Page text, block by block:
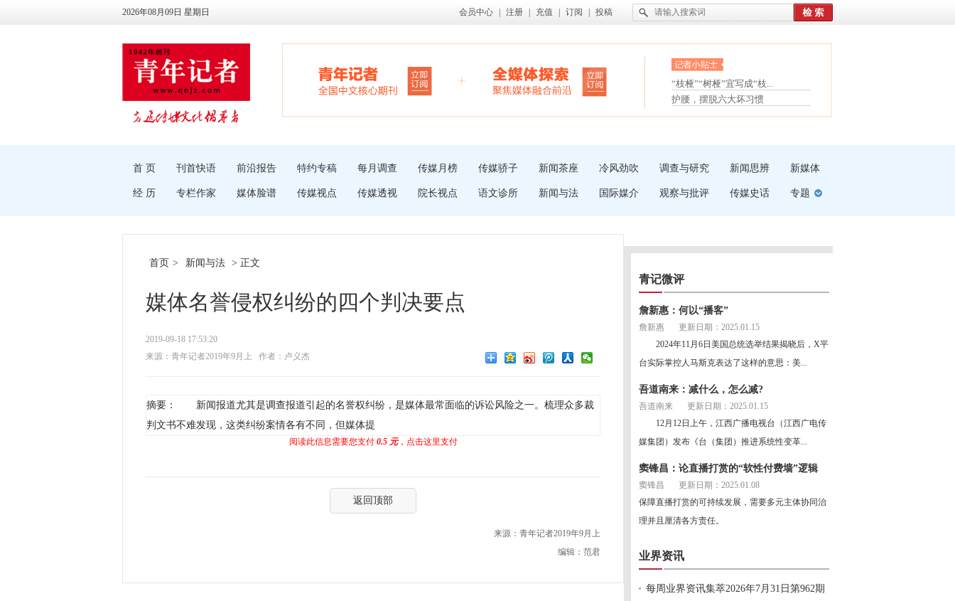
2026年08月09日 星期日 会员中心 注册 充值 订阅 投稿
眼白变红或是结膜下出血
“枝桠”“树桠”宜写成“枝...
夏天缓解疲劳有三招
护腰，摆脱六大坏习惯
受伤了冰敷还是热敷
首 页 刊首快语 前沿报告 特约专稿 每月调查 传媒月榜 传媒骄子 新闻茶座 冷风劲吹 调查与研究 新闻思辨 新媒体
经 历 专栏作家 媒体脸谱 传媒视点 传媒透视 院长视点 语文诊所 新闻与法 国际媒介 观察与批评 传媒史话 专题
首页 > 新闻与法 > 正文
媒体名誉侵权纠纷的四个判决要点
2019-09-18 17:53:20
来源：青年记者2019年9月上
作者：卢义杰
摘要： 新闻报道尤其是调查报道引起的名誉权纠纷，是媒体最常面临的诉讼风险之一。梳理众多裁
判文书不难发现，这类纠纷案情各有不同，但媒体提
阅读此信息需要您支付 0.5 元，点击这里支付
返回顶部
来源：青年记者2019年9月上
编辑：范君
青记微评
詹新惠：何以“播客”
詹新惠
更新日期：2025.01.15
2024年11月6日美国总统选举结果揭晓后，X平
台实际掌控人马斯克表达了这样的意思：美...
吾道南来：减什么，怎么减?
吾道南来
更新日期：2025.01.15
12月12日上午，江西广播电视台（江西广电传
媒集团）发布《台（集团）推进系统性变革...
窦锋昌：论直播打赏的“软性付费墙”逻辑
窦锋昌
更新日期：2025.01.08
保障直播打赏的可持续发展，需要多元主体协同治
理并且厘清各方责任。
业界资讯
每周业界资讯集萃2026年7月31日第962期